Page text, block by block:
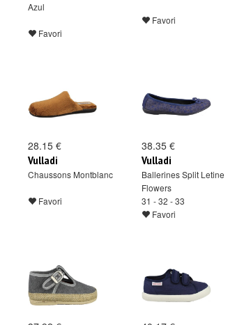
Azul
Favori
Favori
28.15 €
Vulladi
Chaussons Montblanc
Favori
38.35 €
Vulladi
Ballerines Split Letine
Flowers
31 - 32 - 33
Favori